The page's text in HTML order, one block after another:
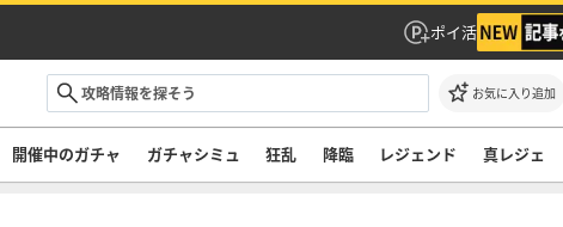
ポイ活
お気に入り追加
開催中のガチャ ガチャシミュ 狂乱 降臨 レジェンド 真レジェ